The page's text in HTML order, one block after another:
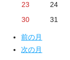
23
24
30
31
前の月
次の月